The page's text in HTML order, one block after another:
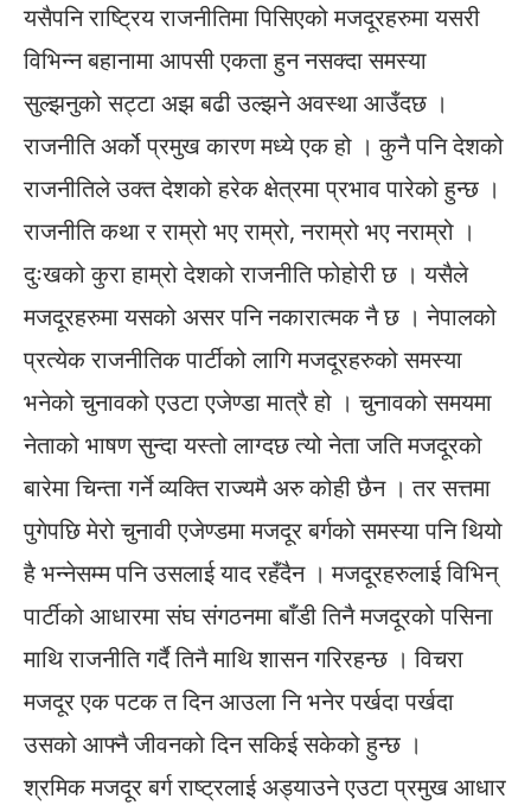
यसैपनि राष्ट्रिय राजनीतिमा पिसिएको मजदूरहरुमा यसरी
विभिन्न बहानामा आपसी एकता हुन नसक्दा समस्या
सुल्झनुको सट्टा अझ बढी उल्झने अवस्था आउँदछ ।
राजनीति अर्को प्रमुख कारण मध्ये एक हो । कुनै पनि देशको
राजनीतिले उक्त देशको हरेक क्षेत्रमा प्रभाव पारेको हुन्छ ।
राजनीति कथा र राम्रो भए राम्रो, नराम्रो भए नराम्रो ।
दुःखको कुरा हाम्रो देशको राजनीति फोहोरी छ । यसैले
मजदूरहरुमा यसको असर पनि नकारात्मक नै छ । नेपालको
प्रत्येक राजनीतिक पार्टीको लागि मजदूरहरुको समस्या
भनेको चुनावको एउटा एजेण्डा मात्रै हो । चुनावको समयमा
नेताको भाषण सुन्दा यस्तो लाग्दछ त्यो नेता जति मजदूरको
बारेमा चिन्ता गर्ने व्यक्ति राज्यमै अरु कोही छैन । तर सत्तमा
पुगेपछि मेरो चुनावी एजेण्डमा मजदूर बर्गको समस्या पनि थियो
है भन्नेसम्म पनि उसलाई याद रहँदैन । मजदूरहरुलाई विभिन्
पार्टीको आधारमा संघ संगठनमा बाँडी तिनै मजदूरको पसिना
माथि राजनीति गर्दै तिनै माथि शासन गरिरहन्छ । विचरा
मजदूर एक पटक त दिन आउला नि भनेर पर्खदा पर्खदा
उसको आफ्नै जीवनको दिन सकिई सकेको हुन्छ ।
श्रमिक मजदूर बर्ग राष्ट्रलाई अड्याउने एउटा प्रमुख आधार